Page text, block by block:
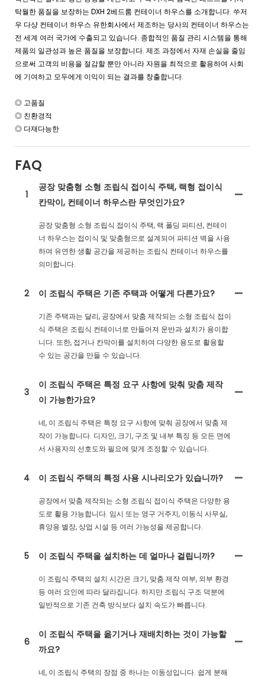
탁월한 품질을 보장하는 DXH 2베드룸 컨테이너 하우스를 소개합니다. 쑤저
우 다샹 컨테이너 하우스 유한회사에서 제조하는 당사의 컨테이너 하우스는
전 세계 여러 국가에 수출되고 있습니다. 종합적인 품질 관리 시스템을 통해
제품의 일관성과 높은 품질을 보장합니다. 제조 과정에서 자재 손실을 줄임
으로써 고객의 비용을 절감할 뿐만 아니라 자원을 최적으로 활용하여 사회
에 기여하고 모두에게 이익이 되는 결과를 창출합니다.
◎ 고품질
◎ 친환경적
◎ 다재다능한
FAQ
1
공장 맞춤형 소형 조립식 접이식 주택, 랙형 접이식
칸막이, 컨테이너 하우스란 무엇인가요?
공장 맞춤형 소형 조립식 접이식 주택, 랙 폴딩 파티션, 컨테이
너 하우스는 접이식 및 맞춤형으로 설계되어 파티션 벽을 사용
하여 유연한 생활 공간을 제공하는 조립식 컨테이너 하우스를
의미합니다.
2 이 조립식 주택은 기존 주택과 어떻게 다른가요?
기존 주택과는 달리, 공장에서 맞춤 제작되는 소형 조립식 접이
식 주택은 조립식 컨테이너로 만들어져 운반과 설치가 용이합
니다. 또한, 접거나 칸막이를 설치하여 다양한 용도로 활용할
수 있는 공간을 만들 수 있습니다.
3
이 조립식 주택은 특정 요구 사항에 맞춰 맞춤 제작
이 가능한가요?
네, 이 조립식 주택은 특정 요구 사항에 맞춰 공장에서 맞춤 제
작이 가능합니다. 디자인, 크기, 구조 및 내부 특징 등 모든 면에
서 사용자의 선호도와 필요에 맞게 조정할 수 있습니다.
4 이 조립식 주택의 특정 사용 시나리오가 있습니까?
공장에서 맞춤 제작되는 소형 조립식 접이식 주택은 다양한 용
도로 활용 가능합니다. 임시 또는 영구 거주지, 이동식 사무실,
휴양용 별장, 상업 시설 등 여러 가능성을 제공합니다.
5 이 조립식 주택을 설치하는 데 얼마나 걸립니까?
이 조립식 주택의 설치 시간은 크기, 맞춤 제작 여부, 외부 환경
등 여러 요인에 따라 달라집니다. 하지만 조립식 구조 덕분에
일반적으로 기존 건축 방식보다 설치 속도가 빠릅니다.
6
이 조립식 주택을 옮기거나 재배치하는 것이 가능할
까요?
네, 이 조립식 주택의 장점 중 하나는 이동성입니다. 쉽게 분해